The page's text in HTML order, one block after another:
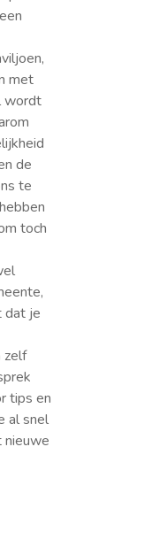
met
wordt
de
te
toch
dat je
zelf
tips en
al snel
nieuwe